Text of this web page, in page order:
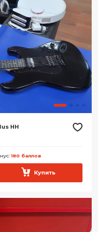
HH
180 баллов
Купить